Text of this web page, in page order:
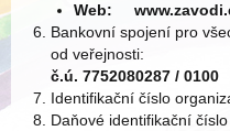
Web:
Bankovní spojení pro
od veřejnosti:
č.ú. 7752080287 / 0100
Identifikační číslo
Daňové identifikační